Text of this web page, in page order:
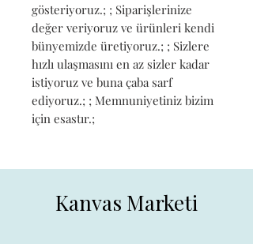
gösteriyoruz.; ; Siparişlerinize
değer veriyoruz ve ürünleri kendi
bünyemizde üretiyoruz.; ; Sizlere
hızlı ulaşmasını en az sizler kadar
istiyoruz ve buna çaba sarf
ediyoruz.; ; Memnuniyetiniz bizim
için esastır.;
Kanvas Marketi